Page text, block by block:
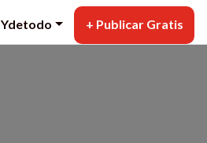
Ydetodo + Publicar Gratis